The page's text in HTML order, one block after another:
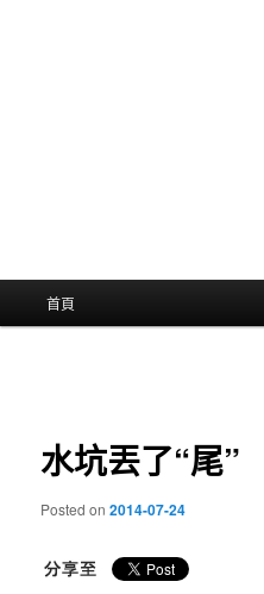
首頁
水坑丟了“尾”
Posted on2014-07-24